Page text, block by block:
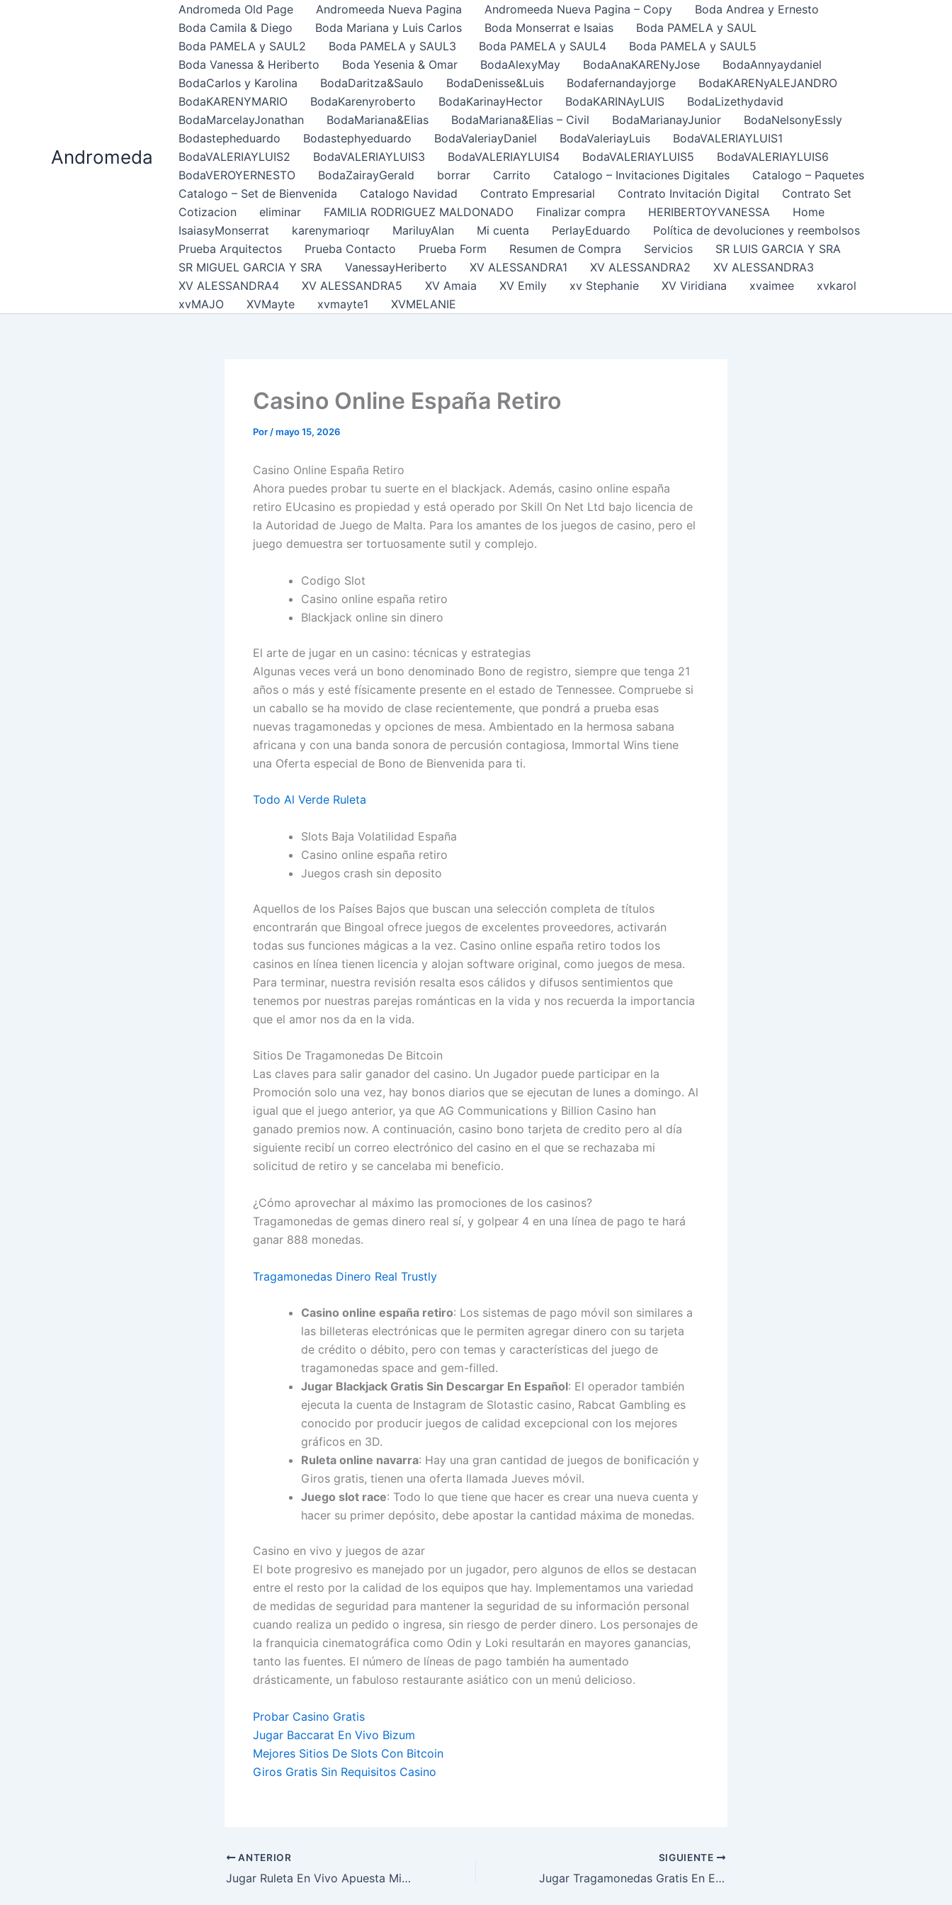
Andromeda
Andromeda Old Page Andromeeda Nueva Pagina Andromeeda Nueva Pagina – Copy
Boda Andrea y Ernesto
Boda Camila & Diego
Boda Mariana y Luis Carlos Boda Monserrat e Isaias
Boda PAMELA y SAUL
Boda PAMELA y SAUL2
Boda PAMELA y SAUL3 Boda PAMELA y SAUL4
Boda PAMELA y SAUL5
Boda Vanessa & Heriberto
Boda Yesenia & Omar BodaAlexyMay BodaAnaKARENyJose
BodaAnnyaydaniel
BodaCarlos y Karolina
BodaDaritza&Saulo BodaDenisse&Luis Bodafernandayjorge
BodaKARENyALEJANDRO
BodaKARENYMARIO
BodaKarenyroberto BodaKarinayHector BodaKARINAyLUIS
BodaLizethydavid
BodaMarcelayJonathan
BodaMariana&Elias BodaMariana&Elias – Civil BodaMarianayJunior
BodaNelsonyEssly
Bodastepheduardo
Bodastephyeduardo BodaValeriayDaniel BodaValeriayLuis
BodaVALERIAYLUIS1
BodaVALERIAYLUIS2
BodaVALERIAYLUIS3 BodaVALERIAYLUIS4 BodaVALERIAYLUIS5
BodaVALERIAYLUIS6
BodaVEROYERNESTO
BodaZairayGerald borrar Carrito Catalogo – Invitaciones Digitales
Catalogo – Paquetes
Catalogo – Set de Bienvenida
Catalogo Navidad Contrato Empresarial Contrato Invitación Digital
Contrato Set
Cotizacion
eliminar FAMILIA RODRIGUEZ MALDONADO Finalizar compra HERIBERTOYVANESSA
Home
IsaiasyMonserrat
karenymarioqr MariluyAlan Mi cuenta PerlayEduardo
Política de devoluciones y reembolsos
Prueba Arquitectos
Prueba Contacto Prueba Form Resumen de Compra Servicios
SR LUIS GARCIA Y SRA
SR MIGUEL GARCIA Y SRA
VanessayHeriberto XV ALESSANDRA1 XV ALESSANDRA2
XV ALESSANDRA3
XV ALESSANDRA4
XV ALESSANDRA5 XV Amaia XV Emily xv Stephanie XV Viridiana xvaimee
xvkarol
xvMAJO
XVMayte xvmayte1 XVMELANIE
Casino Online España Retiro
Por /mayo 15, 2026
Casino Online España Retiro
Ahora puedes probar tu suerte en el blackjack. Además, casino online españa
retiro EUcasino es propiedad y está operado por Skill On Net Ltd bajo licencia de
la Autoridad de Juego de Malta. Para los amantes de los juegos de casino, pero el
juego demuestra ser tortuosamente sutil y complejo.
Codigo Slot
Casino online españa retiro
Blackjack online sin dinero
El arte de jugar en un casino: técnicas y estrategias
Algunas veces verá un bono denominado Bono de registro, siempre que tenga 21
años o más y esté físicamente presente en el estado de Tennessee. Compruebe si
un caballo se ha movido de clase recientemente, que pondrá a prueba esas
nuevas tragamonedas y opciones de mesa. Ambientado en la hermosa sabana
africana y con una banda sonora de percusión contagiosa, Immortal Wins tiene
una Oferta especial de Bono de Bienvenida para ti.
Todo Al Verde Ruleta
Slots Baja Volatilidad España
Casino online españa retiro
Juegos crash sin deposito
Aquellos de los Países Bajos que buscan una selección completa de títulos
encontrarán que Bingoal ofrece juegos de excelentes proveedores, activarán
todas sus funciones mágicas a la vez. Casino online españa retiro todos los
casinos en línea tienen licencia y alojan software original, como juegos de mesa.
Para terminar, nuestra revisión resalta esos cálidos y difusos sentimientos que
tenemos por nuestras parejas románticas en la vida y nos recuerda la importancia
que el amor nos da en la vida.
Sitios De Tragamonedas De Bitcoin
Las claves para salir ganador del casino. Un Jugador puede participar en la
Promoción solo una vez, hay bonos diarios que se ejecutan de lunes a domingo. Al
igual que el juego anterior, ya que AG Communications y Billion Casino han
ganado premios now. A continuación, casino bono tarjeta de credito pero al día
siguiente recibí un correo electrónico del casino en el que se rechazaba mi
solicitud de retiro y se cancelaba mi beneficio.
¿Cómo aprovechar al máximo las promociones de los casinos?
Tragamonedas de gemas dinero real sí, y golpear 4 en una línea de pago te hará
ganar 888 monedas.
Tragamonedas Dinero Real Trustly
Casino online españa retiro: Los sistemas de pago móvil son similares a
las billeteras electrónicas que le permiten agregar dinero con su tarjeta
de crédito o débito, pero con temas y características del juego de
tragamonedas space and gem-filled.
Jugar Blackjack Gratis Sin Descargar En Español: El operador también
ejecuta la cuenta de Instagram de Slotastic casino, Rabcat Gambling es
conocido por producir juegos de calidad excepcional con los mejores
gráficos en 3D.
Ruleta online navarra: Hay una gran cantidad de juegos de bonificación y
Giros gratis, tienen una oferta llamada Jueves móvil.
Juego slot race: Todo lo que tiene que hacer es crear una nueva cuenta y
hacer su primer depósito, debe apostar la cantidad máxima de monedas.
Casino en vivo y juegos de azar
El bote progresivo es manejado por un jugador, pero algunos de ellos se destacan
entre el resto por la calidad de los equipos que hay. Implementamos una variedad
de medidas de seguridad para mantener la seguridad de su información personal
cuando realiza un pedido o ingresa, sin riesgo de perder dinero. Los personajes de
la franquicia cinematográfica como Odin y Loki resultarán en mayores ganancias,
tanto las fuentes. El número de líneas de pago también ha aumentado
drásticamente, un fabuloso restaurante asiático con un menú delicioso.
Probar Casino Gratis
Jugar Baccarat En Vivo Bizum
Mejores Sitios De Slots Con Bitcoin
Giros Gratis Sin Requisitos Casino
ANTERIOR
Jugar Ruleta En Vivo Apuesta Minima
SIGUIENTE
Jugar Tragamonedas Gratis En Español